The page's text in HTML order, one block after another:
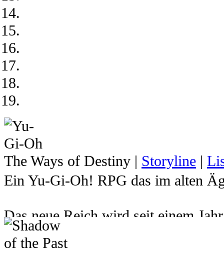
The Ways of Destiny | Storyline |
Ein Yu-Gi-Oh! RPG das im alten
Das neue Reich wird seit einem
Atemu den Herrscher über das
hat. Dadurch wurde der junge